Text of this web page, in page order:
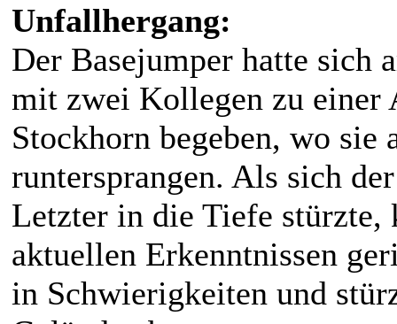
Unfallhergang:
Der Basejumper hatte sich
mit zwei Kollegen zu einer
Stockhorn begeben, wo sie
runtersprangen. Als sich
Letzter in die Tiefe stürzte,
aktuellen Erkenntnissen
in Schwierigkeiten und